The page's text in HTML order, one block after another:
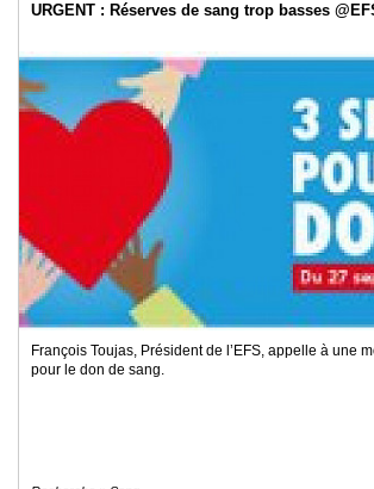
URGENT : Réserves de sang trop basses
François Toujas, Président de l’EFS, appelle à une
pour le don de sang.